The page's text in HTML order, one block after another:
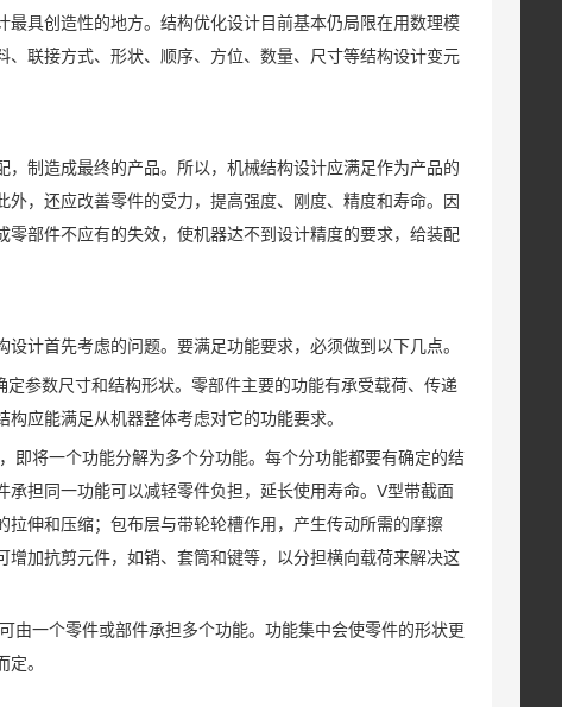
具创造性的地方。结构优化设计目前基本仍局限在用数理模
联接方式、形状、顺序、方位、数量、尺寸等结构设计变元
制造成最终的产品。所以，机械结构设计应满足作为产品的
，还应改善零件的受力，提高强度、刚度、精度和寿命。因
部件不应有的失效，使机器达不到设计精度的要求，给装配
计首先考虑的问题。要满足功能要求，必须做到以下几点。
参数尺寸和结构形状。零部件主要的功能有承受载荷、传递
应能满足从机器整体考虑对它的功能要求。
即将一个功能分解为多个分功能。每个分功能都要有确定的结
担同一功能可以减轻零件负担，延长使用寿命。V型带截面
伸和压缩；包布层与带轮轮槽作用，产生传动所需的摩擦
加抗剪元件，如销、套筒和键等，以分担横向载荷来解决这
由一个零件或部件承担多个功能。功能集中会使零件的形状更
。